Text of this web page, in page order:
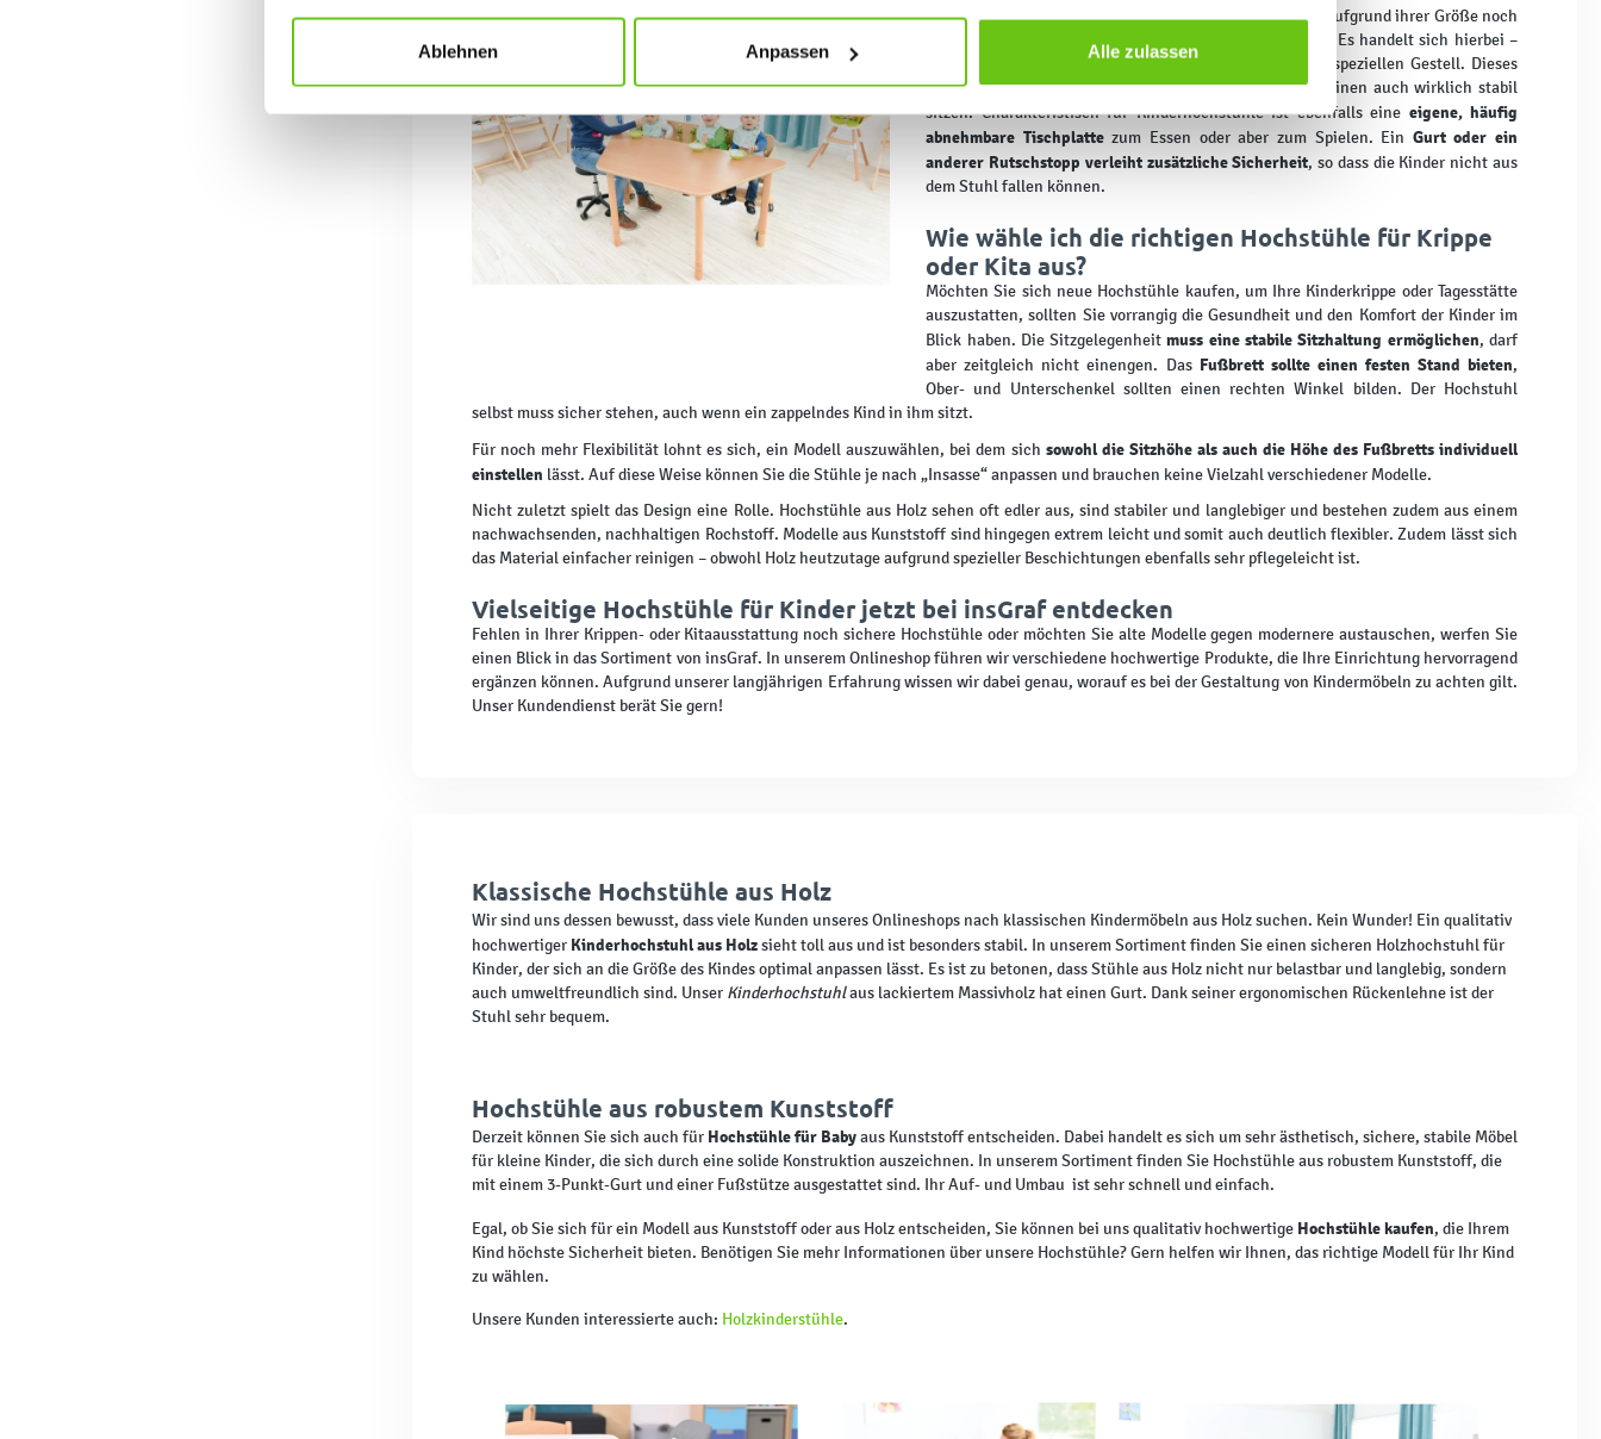
Ablehnen Anpassen Alle zulassen
Hochstühle sind für Babys und Kleinkinder gedacht, die aufgrund ihrer Größe noch
normalen Sitzmöbeln
am Tisch sitzen können. Es handelt sich hierbei –
wie der Name schon sagt – um hohe Stühle auf einem speziellen Gestell. Dieses
beinhaltet in der Regel auch ein Fußbrett, damit die Kleinen auch wirklich stabil
sitzen. Charakteristisch für Kinderhochstühle ist ebenfalls eine eigene, häufig
abnehmbare Tischplattezum Essen oder aber zum Spielen. Ein Gurt oder ein
anderer Rutschstopp verleiht zusätzliche Sicherheit, so dass die Kinder nicht aus
dem Stuhl fallen können.
Wie wähle ich die richtigen Hochstühle für Krippe
oder Kita aus?
Möchten Sie sich neue Hochstühle kaufen, um Ihre Kinderkrippe oder Tagesstätte
auszustatten, sollten Sie vorrangig die Gesundheit und den Komfort der Kinder im
Blick haben. Die Sitzgelegenheitmuss eine stabile Sitzhaltung ermöglichen, darf
aber zeitgleich nicht einengen. Das Fußbrett sollte einen festen Stand bieten,
Ober- und Unterschenkel sollten einen rechten Winkel bilden. Der Hochstuhl
selbst muss sicher stehen, auch wenn ein zappelndes Kind in ihm sitzt.
Für noch mehr Flexibilität lohnt es sich, ein Modell auszuwählen, bei dem sich sowohl die Sitzhöhe als auch die Höhe des Fußbretts individuell
einstellen lässt. Auf diese Weise können Sie die Stühle je nach „Insasse“ anpassen und brauchen keine Vielzahl verschiedener Modelle.
Nicht zuletzt spielt das Design eine Rolle. Hochstühle aus Holz sehen oft edler aus, sind stabiler und langlebiger und bestehen zudem aus einem
nachwachsenden, nachhaltigen Rochstoff. Modelle aus Kunststoff sind hingegen extrem leicht und somit auch deutlich flexibler. Zudem lässt sich
das Material einfacher reinigen – obwohl Holz heutzutage aufgrund spezieller Beschichtungen ebenfalls sehr pflegeleicht ist.
Vielseitige Hochstühle für Kinder jetzt bei insGraf entdecken
Fehlen in Ihrer Krippen- oder Kitaausstattung noch sichere Hochstühle oder möchten Sie alte Modelle gegen modernere austauschen, werfen Sie
einen Blick in das Sortiment von insGraf. In unserem Onlineshop führen wir verschiedene hochwertige Produkte, die Ihre Einrichtung hervorragend
ergänzen können. Aufgrund unserer langjährigen Erfahrung wissen wir dabei genau, worauf es bei der Gestaltung von Kindermöbeln zu achten gilt.
Unser Kundendienst berät Sie gern!
Klassische Hochstühle aus Holz
Wir sind uns dessen bewusst, dass viele Kunden unseres Onlineshops nach klassischen Kindermöbeln aus Holz suchen. Kein Wunder! Ein qualitativ
hochwertiger Kinderhochstuhl aus Holzsieht toll aus und ist besonders stabil. In unserem Sortiment finden Sie einen sicheren Holzhochstuhl für
Kinder, der sich an die Größe des Kindes optimal anpassen lässt. Es ist zu betonen, dass Stühle aus Holz nicht nur belastbar und langlebig, sondern
auch umweltfreundlich sind. Unser Kinderhochstuhlaus lackiertem Massivholz hat einen Gurt. Dank seiner ergonomischen Rückenlehne ist der
Stuhl sehr bequem.
Hochstühle aus robustem Kunststoff
Derzeit können Sie sich auch für Hochstühle für Babyaus Kunststoff entscheiden. Dabei handelt es sich um sehr ästhetisch, sichere, stabile Möbel
für kleine Kinder, die sich durch eine solide Konstruktion auszeichnen. In unserem Sortiment finden Sie Hochstühle aus robustem Kunststoff, die
mit einem 3-Punkt-Gurt und einer Fußstütze ausgestattet sind. Ihr Auf- und Umbau ist sehr schnell und einfach.
Egal, ob Sie sich für ein Modell aus Kunststoff oder aus Holz entscheiden, Sie können bei uns qualitativ hochwertige Hochstühle kaufen, die Ihrem
Kind höchste Sicherheit bieten. Benötigen Sie mehr Informationen über unsere Hochstühle? Gern helfen wir Ihnen, das richtige Modell für Ihr Kind
zu wählen.
Unsere Kunden interessierte auch: Holzkinderstühle.